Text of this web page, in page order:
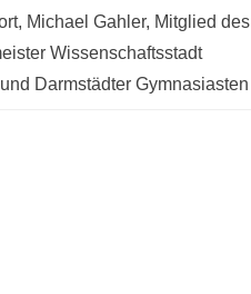
Michael Gahler, Mitglied des
Wissenschaftsstadt
Darmstädter Gymnasiasten